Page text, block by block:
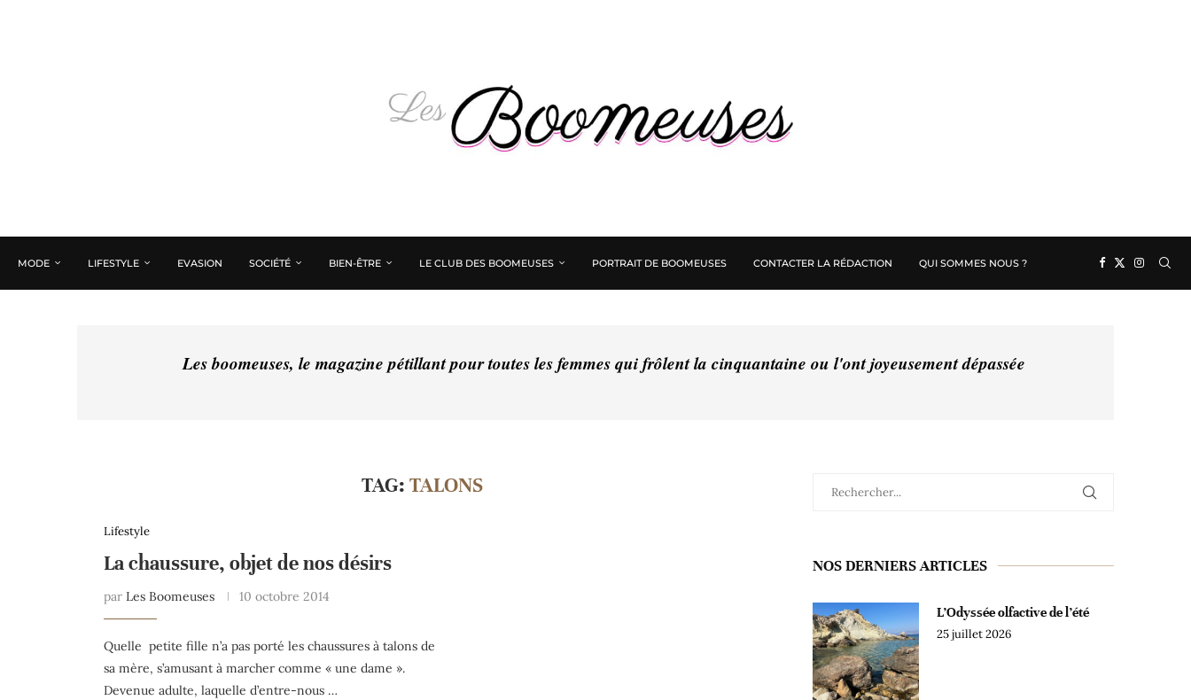
MODE LIFESTYLE EVASION SOCIÉTÉ BIEN-ÊTRE LE CLUB DES BOOMEUSES PORTRAIT DE BOOMEUSES CONTACTER LA RÉDACTION QUI SOMMES NOUS ?
Les boomeuses, le magazine pétillant pour toutes les femmes qui frôlent la cinquantaine ou l'ont joyeusement dépassée
TAG:TALONS
Lifestyle
La chaussure, objet de nos désirs
par Les Boomeuses 10 octobre 2014
Quelle petite fille n’a pas porté les chaussures à talons de
sa mère, s’amusant à marcher comme « une dame ».
Devenue adulte, laquelle d’entre-nous …
NOS DERNIERS ARTICLES
L’Odyssée olfactive de l’été
25 juillet 2026